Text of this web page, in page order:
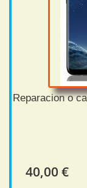
Reparacion o
40,00 €